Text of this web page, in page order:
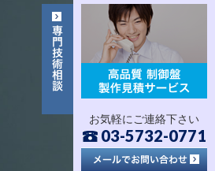
お気軽にご連絡下さい
03-5732-0771